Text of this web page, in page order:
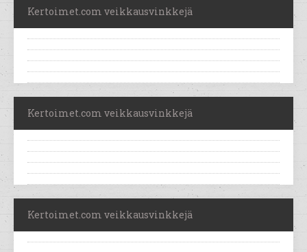
Kertoimet.com veikkausvinkkejä
Kertoimet.com veikkausvinkkejä
Kertoimet.com veikkausvinkkejä